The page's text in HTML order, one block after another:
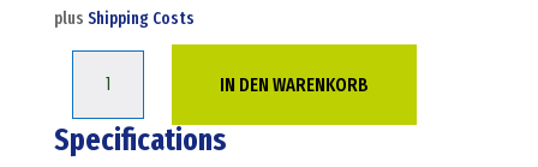
plus Shipping Costs
tilting
container
IN DEN WARENKORB
Specifications